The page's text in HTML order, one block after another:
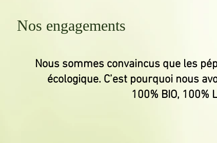
Nos engagements
Nous sommes convaincus que les
écologique. C’est pourquoi nous
100% BIO, 100%